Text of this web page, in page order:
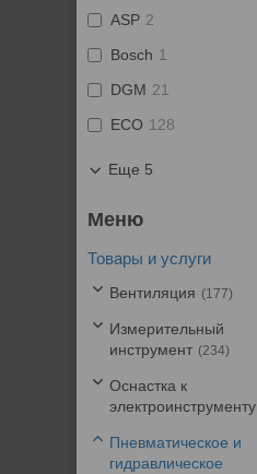
ASP 2
Bosch 1
DGM 21
ECO 128
Еще 5
Товары и услуги
Вентиляция 177
Измерительный
инструмент
234
Оснастка к
электроинструменту
Пневматическое и
гидравлическое